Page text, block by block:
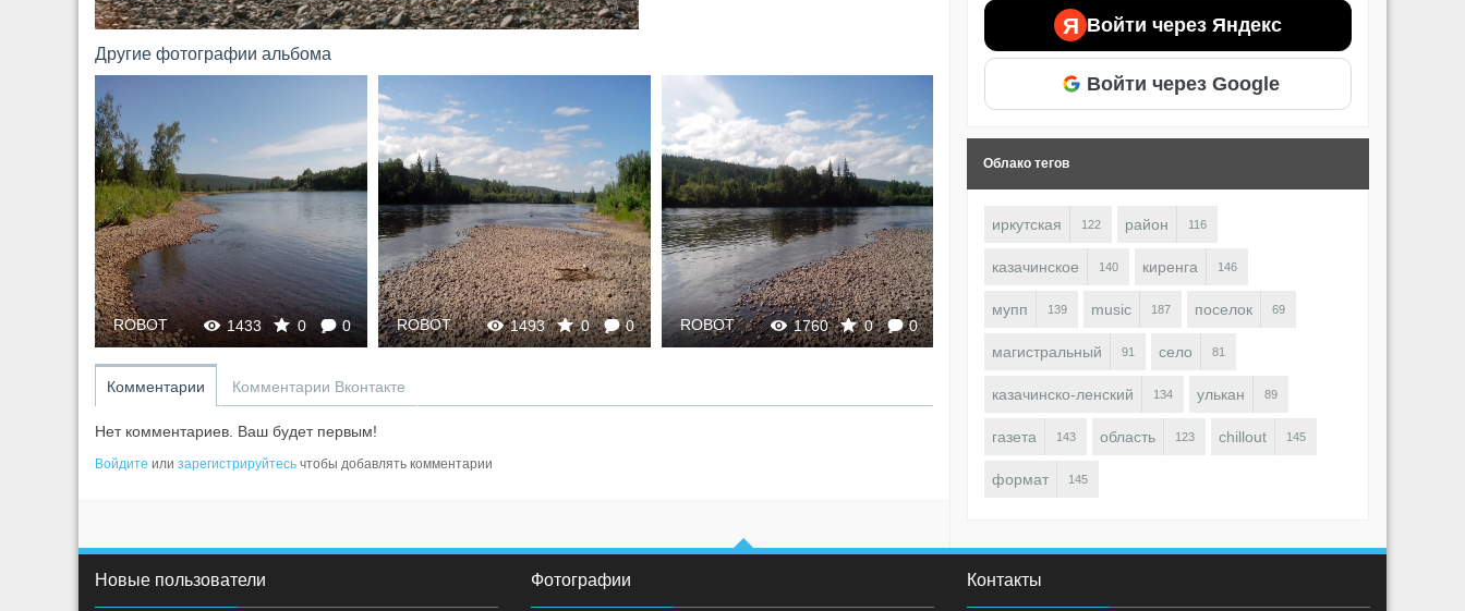
Другие фотографии альбома
1433 0 0
ROBOT 1493 0 0
ROBOT 1760 0 0
ROBOT ROBOT
Комментарии Комментарии Вконтакте
Нет комментариев. Ваш будет первым!
Войдите или зарегистрируйтесь чтобы добавлять комментарии
Я Войти через Яндекс
Войти через Google
Облако тегов
иркутская 122 район 116
казачинское 140 киренга 146
мупп 139 music 187 поселок 69
магистральный 91 село 81
казачинско-ленский 134 улькан 89
газета 143 область 123 chillout 145
формат 145
Новые пользователи Фотографии Контакты